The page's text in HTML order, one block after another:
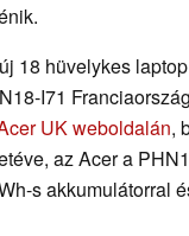
18 hüvelykes
I71
UK weboldalán,
az Acer a
s akkumulátorral